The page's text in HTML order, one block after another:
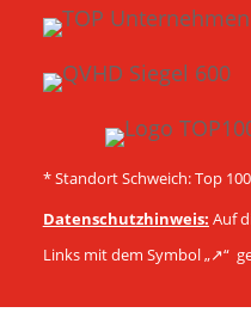
* Standort Schweich: Top
Datenschutzhinweis: Auf
Links mit dem Symbol „↗︎“